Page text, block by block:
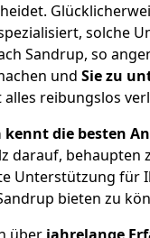
solche
Sandrup, so
und Sie zu
alles reibungslos
kennt die besten
darauf, behaupten
Unterstützung für
bieten zu